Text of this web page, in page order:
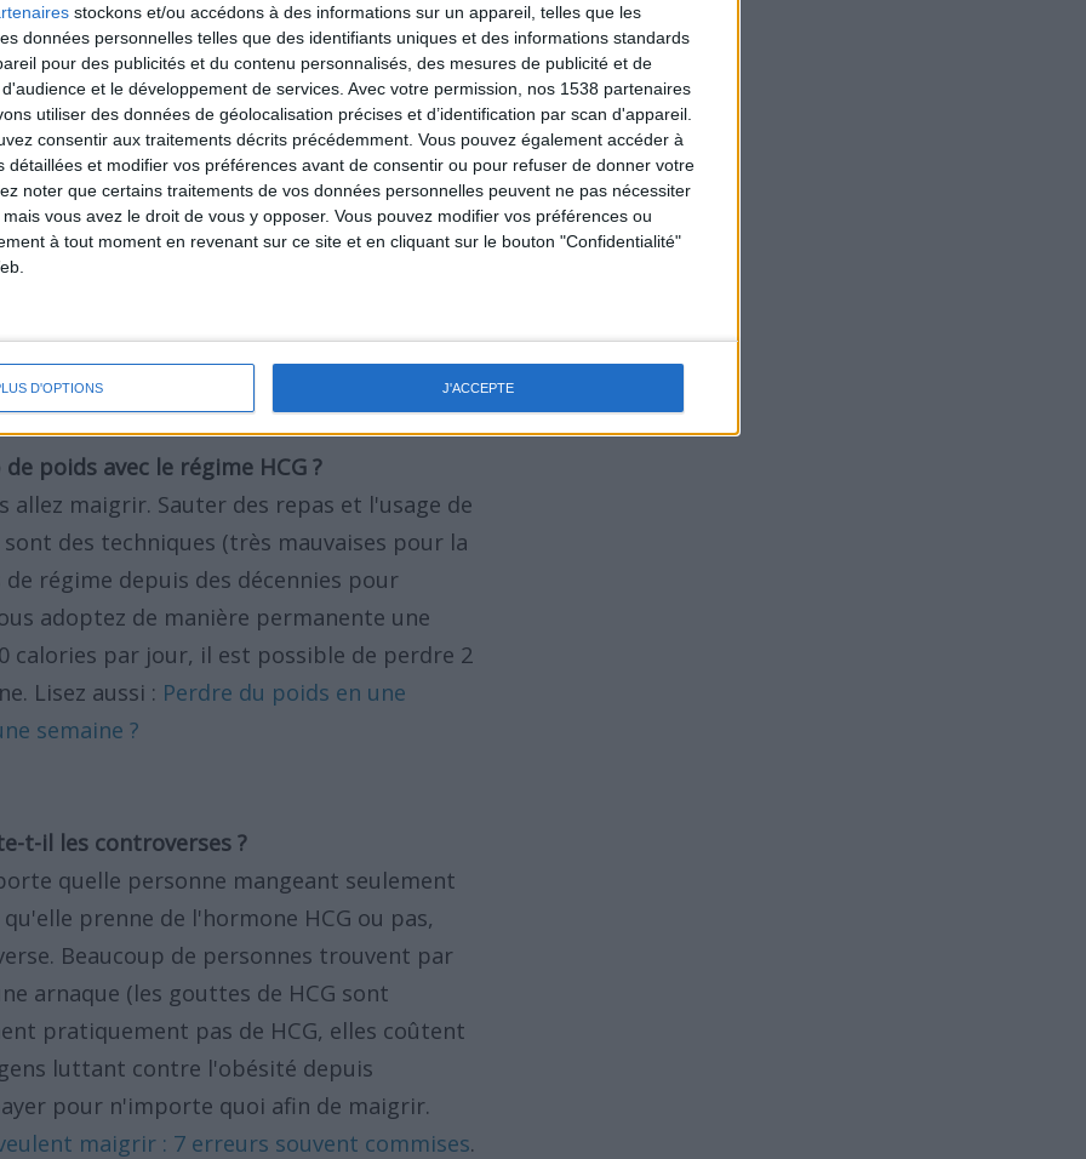
stockons et/ou accédons à des informations sur un appareil, telles que les
données personnelles telles que des identifiants uniques et des informations standards
pour des publicités et du contenu personnalisés, des mesures de publicité et de
et le développement de services. Avec votre permission, nos 1538 partenaires
utiliser des données de géolocalisation précises et d’identification par scan d'appareil.
consentir aux traitements décrits précédemment. Vous pouvez également accéder à
détaillées et modifier vos préférences avant de consentir ou pour refuser de donner votre
noter que certains traitements de vos données personnelles peuvent ne pas nécessiter
vous avez le droit de vous y opposer. Vous pouvez modifier vos préférences ou
à tout moment en revenant sur ce site et en cliquant sur le bouton "Confidentialité"
D'OPTIONS J'ACCEPTE
les promoteurs du régime HCG.
vous consommer avec le régime HCG
régime HCG nécessite que vous
par jour. Vous atteindriez déjà votre
à la dinde avec du gruyère et de la
poids avec le régime HCG ?
allez maigrir. Sauter des repas et l'usage de
des techniques (très mauvaises pour la
régime depuis des décennies pour
adoptez de manière permanente une
calories par jour, il est possible de perdre 2
Lisez aussi : Perdre du poids en une
semaine ?
t-il les controverses ?
quelle personne mangeant seulement
prenne de l'hormone HCG ou pas,
Beaucoup de personnes trouvent par
arnaque (les gouttes de HCG sont
pratiquement pas de HCG, elles coûtent
luttant contre l'obésité depuis
pour n'importe quoi afin de maigrir.
maigrir : 7 erreurs souvent commises.